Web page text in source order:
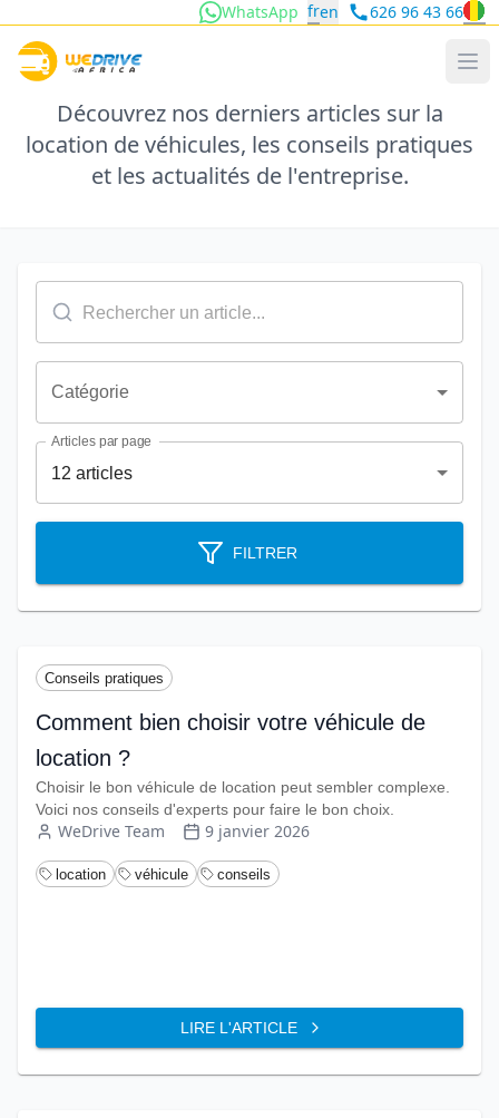
WhatsApp fren 626 96 43 66
Blog WeDrive
Découvrez nos derniers articles sur la
location de véhicules, les conseils pratiques
et les actualités de l'entreprise.
Catégorie
Articles par page
12 articles
FILTRER
Conseils pratiques
Comment bien choisir votre véhicule de
location ?
Choisir le bon véhicule de location peut sembler complexe.
Voici nos conseils d'experts pour faire le bon choix.
WeDrive Team 9 janvier 2026
location véhicule conseils
LIRE L'ARTICLE